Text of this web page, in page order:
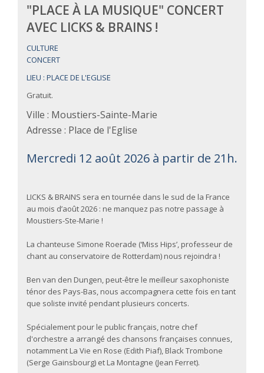
"PLACE À LA MUSIQUE" CONCERT
AVEC LICKS & BRAINS !
CULTURE
CONCERT
LIEU : PLACE DE L'EGLISE
Gratuit.
Ville : Moustiers-Sainte-Marie
Adresse : Place de l'Eglise
Mercredi 12 août 2026 à partir de 21h.
LICKS & BRAINS sera en tournée dans le sud de la France
au mois d’août 2026 : ne manquez pas notre passage à
Moustiers-Ste-Marie !
La chanteuse Simone Roerade (‘Miss Hips’, professeur de
chant au conservatoire de Rotterdam) nous rejoindra !
Ben van den Dungen, peut-être le meilleur saxophoniste
ténor des Pays-Bas, nous accompagnera cette fois en tant
que soliste invité pendant plusieurs concerts.
Spécialement pour le public français, notre chef
d'orchestre a arrangé des chansons françaises connues,
notamment La Vie en Rose (Edith Piaf), Black Trombone
(Serge Gainsbourg) et La Montagne (Jean Ferret).